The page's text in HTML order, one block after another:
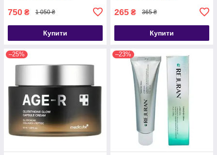
750 ₴ 1 050 ₴
Купити
265 ₴ 365 ₴
Купити
–25% –23%